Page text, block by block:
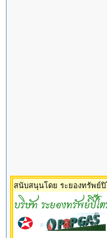
สนับสนุนโดย ระยองทรัพย์ปิ